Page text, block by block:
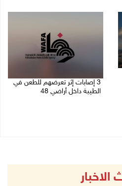
3 إصابات إثر تعرضهم للطعن في
الطيبة داخل أراضي 48
الاخبار